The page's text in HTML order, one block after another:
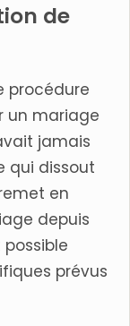
de
procédure
un mariage
jamais
qui dissout
en
depuis
prévus